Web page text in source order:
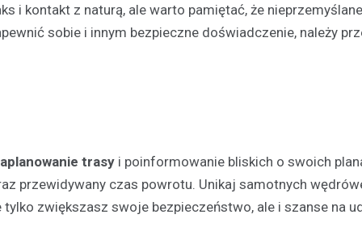
i kontakt z naturą, ale warto pamiętać, że
sobie i innym bezpieczne doświadczenie, należy
trasy i poinformowanie bliskich o swoich
przewidywany czas powrotu. Unikaj samotnych
zwiększasz swoje bezpieczeństwo, ale i szanse na